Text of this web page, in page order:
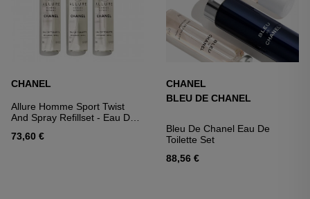
CHANEL
Allure Homme Sport Twist
And Spray Refillset - Eau De
73,60 €
CHANEL
BLEU DE CHANEL
Bleu De Chanel Eau De
Toilette Set
88,56 €